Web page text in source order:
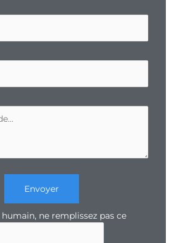
Envoyer
ne remplissez pas ce